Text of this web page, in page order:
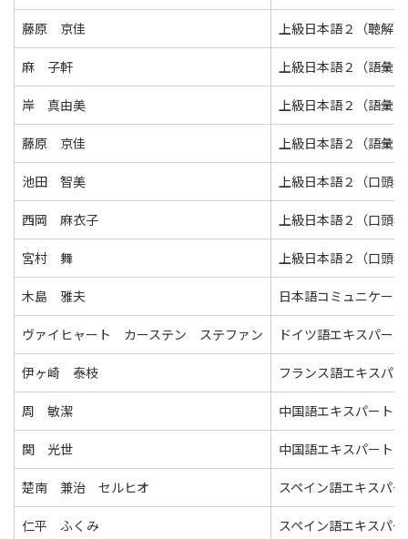
藤原 京佳 上級日本語２（聴解
麻 子軒 上級日本語２（語彙
岸 真由美 上級日本語２（語彙
藤原 京佳 上級日本語２（語彙
池田 智美 上級日本語２（口頭
西岡 麻衣子 上級日本語２（口頭
宮村 舞 上級日本語２（口頭
木島 雅夫 日本語コミュニケー
ヴァイヒャート カーステン ステファン ドイツ語エキスパー
伊ヶ崎 泰枝 フランス語エキスパ
周 敏潔 中国語エキスパート
関 光世 中国語エキスパート
楚南 兼治 セルヒオ スペイン語エキスパ
仁平 ふくみ スペイン語エキスパ